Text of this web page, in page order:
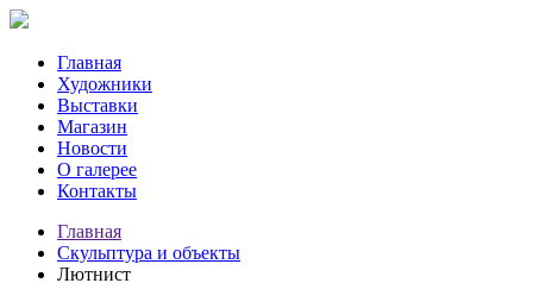
Главная
Художники
Выставки
Магазин
Новости
О галерее
Контакты
Главная
Скульптура и объекты
Лютнист